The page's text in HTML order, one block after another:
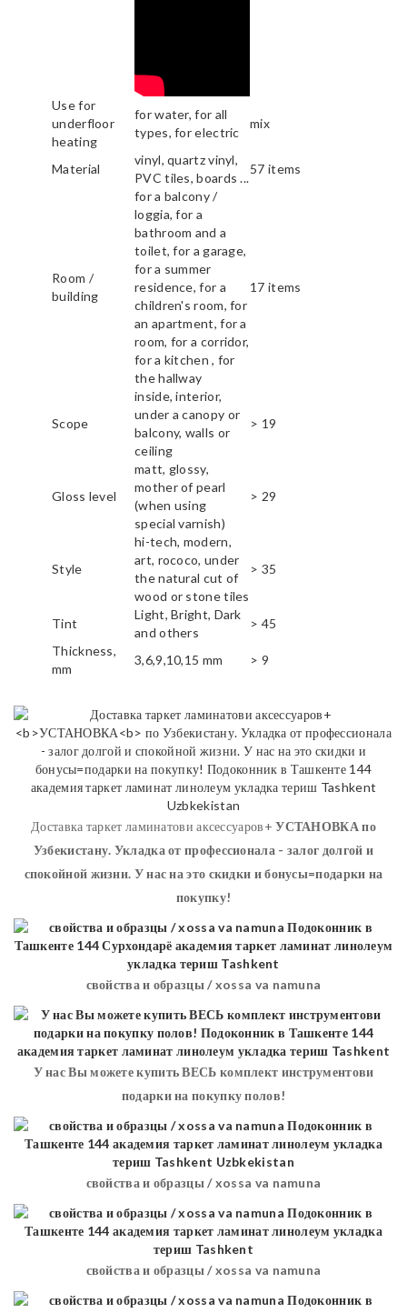
Use for
underfloor
heating
for water, for all
types, for electric
mix
Material
vinyl, quartz vinyl,
PVC tiles, boards ...
57 items
Room /
building
for a balcony /
loggia, for a
bathroom and a
toilet, for a garage,
for a summer
residence, for a
children's room, for
an apartment, for a
room, for a corridor,
for a kitchen , for
the hallway
17 items
Scope
inside, interior,
under a canopy or
balcony, walls or
ceiling
> 19
Gloss level
matt, glossy,
mother of pearl
(when using
special varnish)
> 29
Style
hi-tech, modern,
art, rococo, under
the natural cut of
wood or stone tiles
> 35
Tint
Light, Bright, Dark
and others
> 45
Thickness,
mm
3,6,9,10,15 mm > 9
Доставка таркет ламинатови аксессуаров+УСТАНОВКАпо
Узбекистану. Укладка от профессионала - залог долгой и
спокойной жизни. У нас на это скидки и бонусы=подарки на
покупку!
свойства и образцы / xossa va namuna
У нас Вы можете купить ВЕСЬ комплект инструментови
подарки на покупку полов!
свойства и образцы / xossa va namuna
свойства и образцы / xossa va namuna